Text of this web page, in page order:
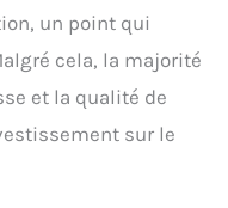
un point qui
cela, la majorité
et la qualité de
sur le